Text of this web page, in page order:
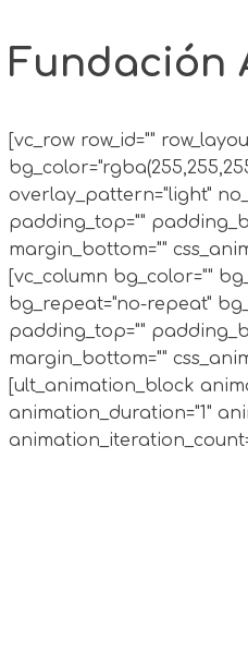
Fundación
[vc_row row_id=""
overlay_pattern="light"
padding_top=""
margin_bottom=""
[vc_column bg_color=""
bg_repeat="no-repeat"
padding_top=""
margin_bottom=""
[ult_animation_block
animation_duration="1"